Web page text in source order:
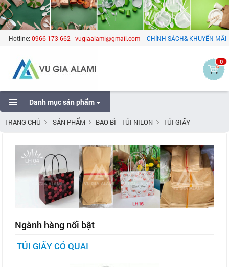
Hotline: 0966 173 662 - vugiaalami@gmail.com CHÍNH SÁCH& KHUYẾN MÃI
0
Danh mục sản phẩm
TRANG CHỦ SẢN PHẨM BAO BÌ - TÚI NILON TÚI GIẤY
Ngành hàng nổi bật
TÚI GIẤY CÓ QUAI